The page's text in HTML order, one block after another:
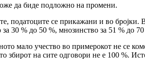
да биде подложно на промени.
се прикажани и во бројки.
30 % до 50 %, мнозинство за 51 % до
мало учество во примерокот не се
збирот на сите одговори не е 100 %.